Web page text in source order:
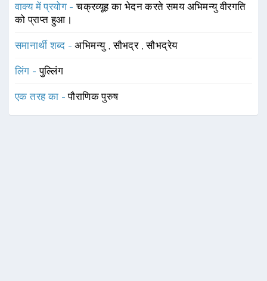
वाक्य में प्रयोग -चक्रव्यूह का भेदन करते समय अभिमन्यु वीरगति
को प्राप्त हुआ।
समानार्थी शब्द -अभिमन्यु ,सौभद्र ,सौभद्रेय
लिंग -पुल्लिंग
एक तरह का -पौराणिक पुरुष